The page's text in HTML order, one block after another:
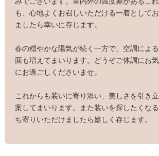
も、心地よくお召しいただける一着として
ましたら幸いに存じます。
春の穏やかな陽気が続く一方で、空調によ
面も増えてまいります。どうぞご体調にお
にお過ごしくださいませ。
これからも装いに寄り添い、美しさを引き
案してまいります。また装いを探したくな
ち寄りいただけましたら嬉しく存じます。